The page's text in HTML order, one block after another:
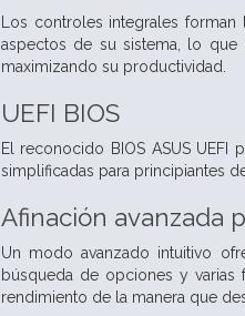
Los controles integrales forman
aspectos de su sistema, lo que
maximizando su productividad.
UEFI BIOS
El reconocido BIOS ASUS
simplificadas para principiantes
Afinación avanzada
Un modo avanzado intuitivo
búsqueda de opciones y varias
rendimiento de la manera que